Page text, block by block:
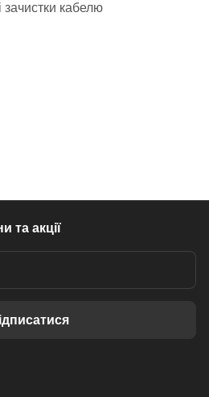
зачистки кабелю
та акції